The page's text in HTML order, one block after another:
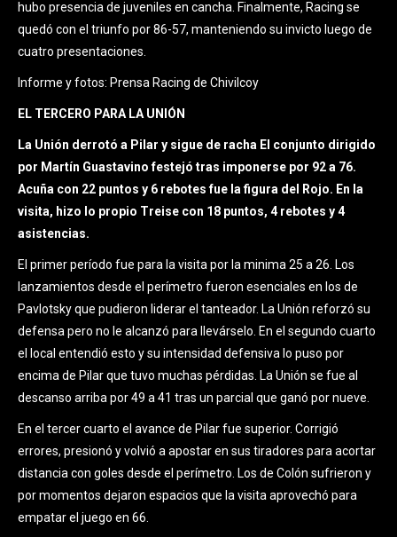
hubo presencia de juveniles en cancha. Finalmente, Racing se
quedó con el triunfo por 86-57, manteniendo su invicto luego de
cuatro presentaciones.
Informe y fotos: Prensa Racing de Chivilcoy
EL TERCERO PARA LA UNIÓN
La Unión derrotó a Pilar y sigue de racha El conjunto dirigido
por Martín Guastavino festejó tras imponerse por 92 a 76.
Acuña con 22 puntos y 6 rebotes fue la figura del Rojo. En la
visita, hizo lo propio Treise con 18 puntos, 4 rebotes y 4
asistencias.
El primer período fue para la visita por la minima 25 a 26. Los
lanzamientos desde el perímetro fueron esenciales en los de
Pavlotsky que pudieron liderar el tanteador. La Unión reforzó su
defensa pero no le alcanzó para llevárselo. En el segundo cuarto
el local entendió esto y su intensidad defensiva lo puso por
encima de Pilar que tuvo muchas pérdidas. La Unión se fue al
descanso arriba por 49 a 41 tras un parcial que ganó por nueve.
En el tercer cuarto el avance de Pilar fue superior. Corrigió
errores, presionó y volvió a apostar en sus tiradores para acortar
distancia con goles desde el perímetro. Los de Colón sufrieron y
por momentos dejaron espacios que la visita aprovechó para
empatar el juego en 66.